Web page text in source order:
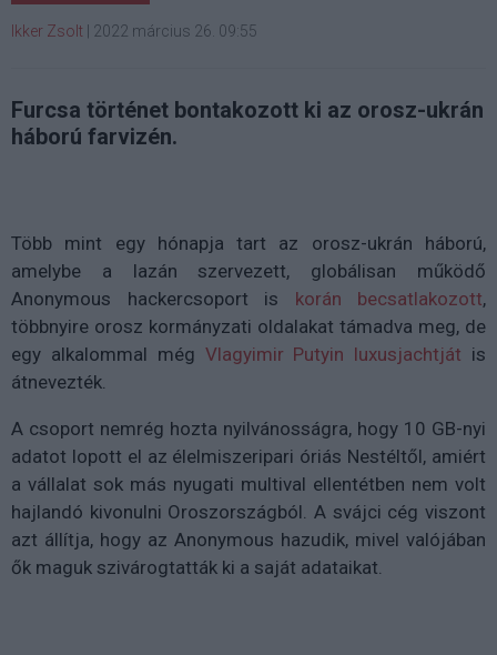
Ikker Zsolt 2022 március 26. 09:55
Furcsa történet bontakozott ki az orosz-ukrán
háború farvizén.
Több mint egy hónapja tart az orosz-ukrán háború,
amelybe a lazán szervezett, globálisan működő
Anonymous hackercsoport is korán becsatlakozott,
többnyire orosz kormányzati oldalakat támadva meg, de
egy alkalommal még Vlagyimir Putyin luxusjachtját is
átnevezték.
A csoport nemrég hozta nyilvánosságra, hogy 10 GB-nyi
adatot lopott el az élelmiszeripari óriás Nestéltől, amiért
a vállalat sok más nyugati multival ellentétben nem volt
hajlandó kivonulni Oroszországból. A svájci cég viszont
azt állítja, hogy az Anonymous hazudik, mivel valójában
ők maguk szivárogtatták ki a saját adataikat.